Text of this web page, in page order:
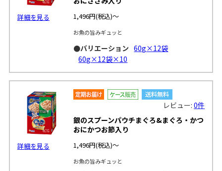
詳細を見る 1,496円(税込)～
お魚の旨みギュッと
●バリエーション 60g×12袋
60g×12袋×10
詳細を見る
レビュー:0件
銀のスプーンパウチまぐろ&まぐろ・かつ
おにかつお節入り
1,496円(税込)～
お魚の旨みギュッと